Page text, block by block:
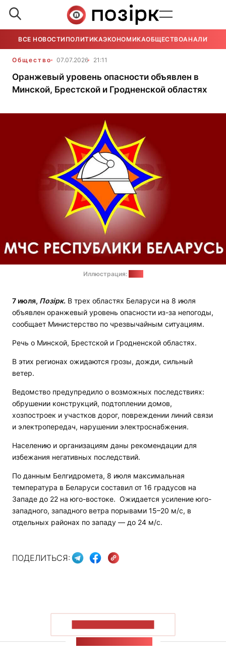
ВСЕ НОВОСТИ ПОЛИТИКАЭКОНОМИКАОБЩЕСТВОАНАЛИТИКА
Общество 07.07.2026 21:11
Оранжевый уровень опасности объявлен в
Минской, Брестской и Гродненской областях
Иллюстрация:
7 июля, Позірк. В трех областях Беларуси на 8 июля
объявлен оранжевый уровень опасности из-за непогоды,
сообщает Министерство по чрезвычайным ситуациям.
Речь о Минской, Брестской и Гродненской областях.
В этих регионах ожидаются грозы, дожди, сильный
ветер.
Ведомство предупредило о возможных последствиях:
обрушении конструкций, подтоплении домов,
хозпостроек и участков дорог, повреждении линий связи
и электропередач, нарушении электроснабжения.
Населению и организациям даны рекомендации для
избежания негативных последствий.
По данным Белгидромета, 8 июля максимальная
температура в Беларуси составил от 16 градусов на
Западе до 22 на юго-востоке. Ожидается усиление юго-
западного, западного ветра порывами 15–20 м/с, в
отдельных районах по западу — до 24 м/с.
ПОДЕЛИТЬСЯ: